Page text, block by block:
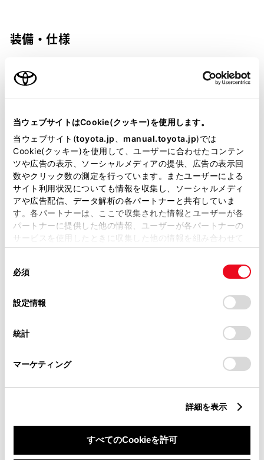
当ウェブサイトはCookie(クッキー)を使用します。
当ウェブサイト(toyota.jp manual.toyota.jp)では
Cookie(クッキー)を使用して、ユーザーに合わせたコンテン
ツや広告の表示、ソーシャルメディアの提供、広告の表示回
数やクリック数の測定を行っています。またユーザーによる
サイト利用状況についても情報を収集し、ソーシャルメディ
アや広告配信、データ解析の各パートナーと共有していま
す。各パートナーは、ここで収集された情報とユーザーが各
パートナーに提供した他の情報、ユーザーが各パートナーの
サービスを使用したときに収集した他の情報を組み合わせて
使用することがあります。当ウェブサイトの使用を続行する
デバイスにすべてのCookie(クッキー)が保存されることに同
意したことになります。Cookie(クッキー)のオプトアウト、
設定の変更、同意を撤回したりするにあたっては、当社の
「Cookie（クッキー）情報の取り扱いについて
」をご覧くだ
必須
設定情報
統計
マーケティング
詳細を表示
すべてのCookieを許可
装備・仕様
基本装備
パワステ
パワーウィンドウ
ABS
横滑防止装置
キーレス
リモコンスターター
※ セットアップ費用は別途申し受けます